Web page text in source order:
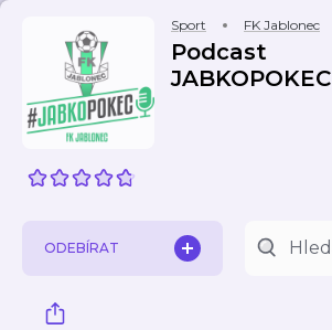
Sport FK Jablonec
Podcast
JABKOPOKEC
ODEBÍRAT